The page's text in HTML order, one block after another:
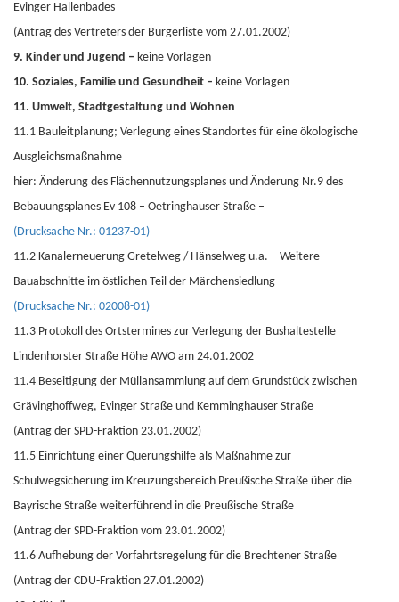
Evinger Hallenbades
(Antrag des Vertreters der Bürgerliste vom 27.01.2002)
9. Kinder und Jugend – keine Vorlagen
10. Soziales, Familie und Gesundheit – keine Vorlagen
11. Umwelt, Stadtgestaltung und Wohnen
11.1 Bauleitplanung; Verlegung eines Standortes für eine ökologische
Ausgleichsmaßnahme
hier: Änderung des Flächennutzungsplanes und Änderung Nr.9 des
Bebauungsplanes Ev 108 – Oetringhauser Straße –
(Drucksache Nr.: 01237-01)
11.2 Kanalerneuerung Gretelweg / Hänselweg u.a. – Weitere
Bauabschnitte im östlichen Teil der Märchensiedlung
(Drucksache Nr.: 02008-01)
11.3 Protokoll des Ortstermines zur Verlegung der Bushaltestelle
Lindenhorster Straße Höhe AWO am 24.01.2002
11.4 Beseitigung der Müllansammlung auf dem Grundstück zwischen
Grävinghoffweg, Evinger Straße und Kemminghauser Straße
(Antrag der SPD-Fraktion 23.01.2002)
11.5 Einrichtung einer Querungshilfe als Maßnahme zur
Schulwegsicherung im Kreuzungsbereich Preußische Straße über die
Bayrische Straße weiterführend in die Preußische Straße
(Antrag der SPD-Fraktion vom 23.01.2002)
11.6 Aufhebung der Vorfahrtsregelung für die Brechtener Straße
(Antrag der CDU-Fraktion 27.01.2002)